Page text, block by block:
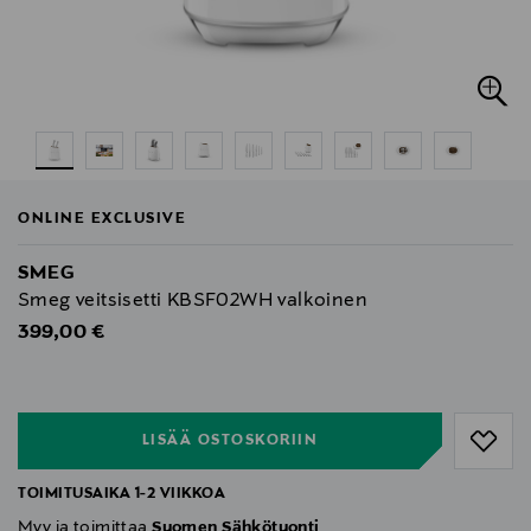
ONLINE EXCLUSIVE
SMEG
Smeg veitsisetti KBSF02WH valkoinen
Original Price
399,00 €
LISÄÄ OSTOSKORIIN
TOIMITUSAIKA 1-2 VIIKKOA